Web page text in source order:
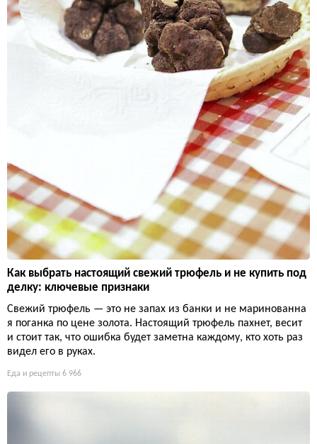
Как выбрать настоящий свежий трюфель и не купить под
делку: ключевые признаки
Свежий трюфель — это не запах из банки и не маринованна
я поганка по цене золота. Настоящий трюфель пахнет, весит
и стоит так, что ошибка будет заметна каждому, кто хоть раз
видел его в руках.
Еда и рецепты 6 966